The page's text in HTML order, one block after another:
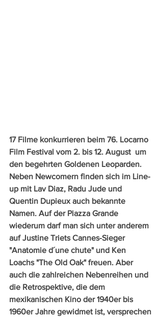
17 Filme konkurrieren beim 76. Locarno
Film Festival vom 2. bis 12. August  um
den begehrten Goldenen Leoparden.
Neben Newcomern finden sich im Line-
up mit Lav Diaz, Radu Jude und
Quentin Dupieux auch bekannte
Namen. Auf der Piazza Grande
wiederum darf man sich unter anderem
auf Justine Triets Cannes-Sieger
"Anatomie d´une chute" und Ken
Loachs "The Old Oak" freuen. Aber
auch die zahlreichen Nebenreihen und
die Retrospektive, die dem
mexikanischen Kino der 1940er bis
1960er Jahre gewidmet ist, versprechen